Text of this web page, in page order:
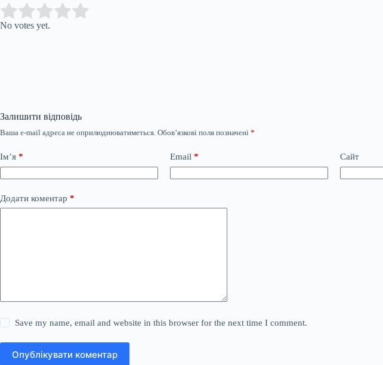
Rate this item:
No votes yet.
Залишити відповідь
Ваша e-mail адреса не оприлюднюватиметься. Обов’язкові поля позначені *
Ім’я * Email * Сайт
Додати коментар *
Save my name, email and website in this browser for the next time I comment.
Опублікувати коментар